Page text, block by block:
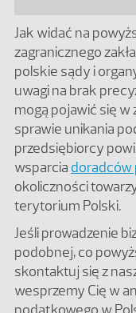
Jak widać na
zagranicznego
polskie sądy i
uwagi na brak
mogą pojawić się
sprawie unikania
przedsiębiorcy
wsparcia
okoliczności
terytorium Polski.
Jeśli prowadzenie
podobnej, co
skontaktuj się z
wesprzemy Cię w